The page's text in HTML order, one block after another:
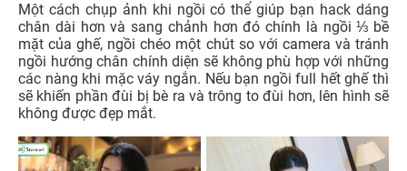
Một cách chụp ảnh khi ngồi có thể giúp bạn hack dáng
chân dài hơn và sang chảnh hơn đó chính là ngồi ⅓ bề
mặt của ghế, ngồi chéo một chút so với camera và tránh
ngồi hướng chân chính diện sẽ không phù hợp với những
các nàng khi mặc váy ngắn. Nếu bạn ngồi full hết ghế thì
sẽ khiến phần đùi bị bè ra và trông to đùi hơn, lên hình sẽ
không được đẹp mắt.